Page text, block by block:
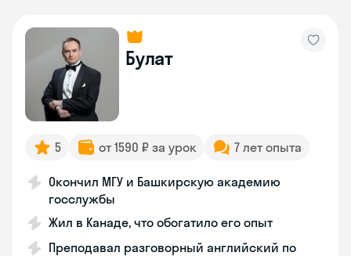
Булат
5 от 1590 ₽ за урок 7 лет опыта
Окончил МГУ и Башкирскую академию
госслужбы
Жил в Канаде, что обогатило его опыт
Преподавал разговорный английский по